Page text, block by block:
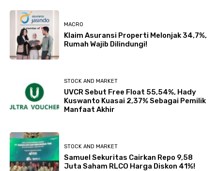
MACRO
Klaim Asuransi Properti Melonjak 34,7%,
Rumah Wajib Dilindungi!
STOCK AND MARKET
UVCR Sebut Free Float 55,54%, Hady
Kuswanto Kuasai 2,37% Sebagai Pemilik
Manfaat Akhir
STOCK AND MARKET
Samuel Sekuritas Cairkan Repo 9,58
Juta Saham RLCO Harga Diskon 41%!